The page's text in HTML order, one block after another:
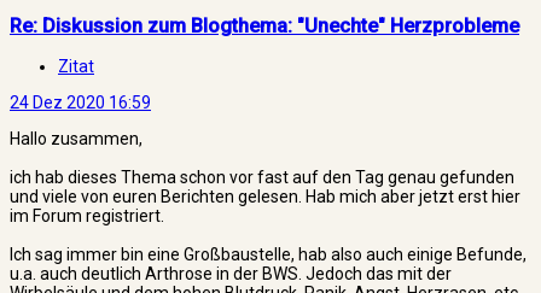
Re: Diskussion zum Blogthema: "Unechte" Herzprobleme
Zitat
24 Dez 2020 16:59
Hallo zusammen,
ich hab dieses Thema schon vor fast auf den Tag genau gefunden
und viele von euren Berichten gelesen. Hab mich aber jetzt erst hier
im Forum registriert.
Ich sag immer bin eine Großbaustelle, hab also auch einige Befunde,
u.a. auch deutlich Arthrose in der BWS. Jedoch das mit der